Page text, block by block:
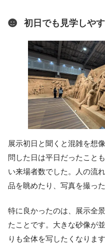
初日でも見学しや
展示初日と聞くと混雑を想
問した日は平日だったこと
い来場者数でした。人の流
品を眺めたり、写真を撮っ
特に良かったのは、展示全
たことです。大きな砂像が
りも全体を写したくなりま